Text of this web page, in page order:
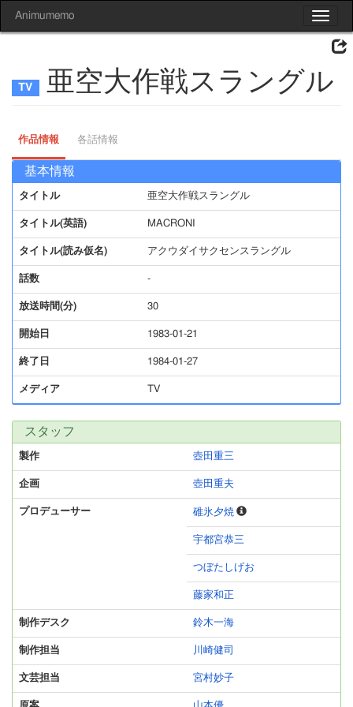
Toggle
Animumemo
亜空大作戦スラングル
作品情報 各話情報
基本情報
タイトル 亜空大作戦スラングル
タイトル(英語) MACRONⅠ
タイトル(読み仮名) アクウダイサクセンスラングル
話数 -
放送時間(分) 30
開始日 1983-01-21
終了日 1984-01-27
メディア TV
スタッフ
製作 壺田重三
企画 壺田重夫
プロデューサー 碓氷夕焼
宇都宮恭三
つぼたしげお
藤家和正
制作デスク 鈴木一海
制作担当 川崎健司
文芸担当 宮村妙子